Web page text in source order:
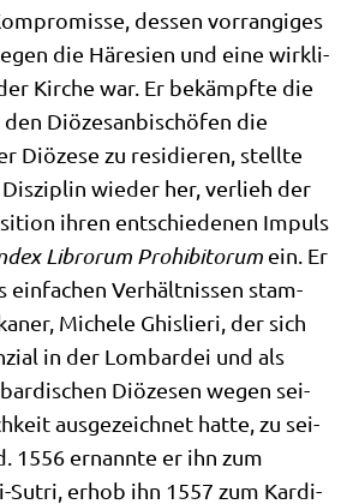
des­sen vor­ran­gi­ges
die Häre­si­en und eine wirk­li­
Kir­che war. Er bekämpf­te die
Diö­ze­san­bi­schö­fen die
Diö­ze­se zu resi­die­ren, stell­te
wie­der her, ver­lieh der
ihren ent­schie­de­nen Impuls
Librorum Pro­hi­bi­torum ein. Er
ein­fa­chen Ver­hält­nis­sen stam­
Miche­le Ghis­lie­ri, der sich
in der Lom­bar­dei und als
Diö­ze­sen wegen sei­
aus­ge­zeich­net hat­te, zu sei­
1556 ernann­te er ihn zum
Sutri, erhob ihn 1557 zum Kar­di­